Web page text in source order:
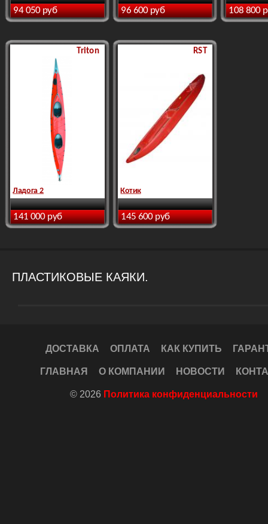
94 050 руб 96 600 руб 108 800
Triton
Ладога 2
141 000 руб
RST
Котик
145 600 руб
ПЛАСТИКОВЫЕ КАЯКИ.
ДОСТАВКА ОПЛАТА КАК КУПИТЬ
ГЛАВНАЯ О КОМПАНИИ НОВОСТИ
© 2026 Политика конфиденциальности